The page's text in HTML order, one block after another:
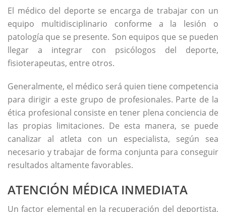
El médico del deporte se encarga de trabajar con un
equipo multidisciplinario conforme a la lesión o
patología que se presente. Son equipos que se pueden
llegar a integrar con psicólogos del deporte,
fisioterapeutas, entre otros.
Generalmente, el médico será quien tiene competencia
para dirigir a este grupo de profesionales. Parte de la
ética profesional consiste en tener plena conciencia de
las propias limitaciones. De esta manera, se puede
canalizar al atleta con un especialista, según sea
necesario y trabajar de forma conjunta para conseguir
resultados altamente favorables.
ATENCIÓN MÉDICA INMEDIATA
Un factor elemental en la recuperación del deportista,